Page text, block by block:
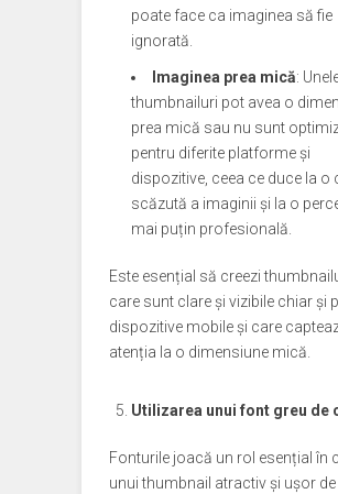
poate face ca imaginea să fie
ignorată.
Imaginea prea mică:
thumbnailuri pot avea o
prea mică sau nu sunt
pentru diferite platforme și
dispozitive, ceea ce duce la o
scăzută a imaginii și la o
mai puțin profesională.
Este esențial să creezi
care sunt clare și vizibile chiar și
dispozitive mobile și care
atenția la o dimensiune mică.
Utilizarea unui font greu de
Fonturile joacă un rol esențial în
unui thumbnail atractiv și ușor de